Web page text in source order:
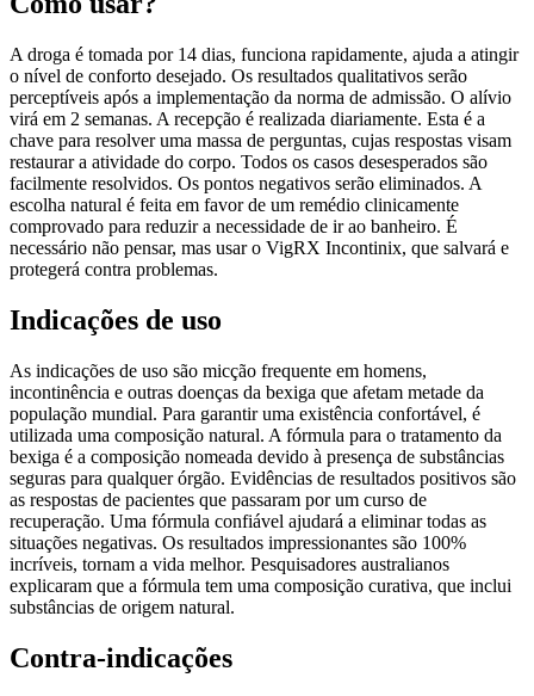
A droga é tomada por 14 dias, funciona rapidamente, ajuda a atingir
o nível de conforto desejado. Os resultados qualitativos serão
perceptíveis após a implementação da norma de admissão. O alívio
virá em 2 semanas. A recepção é realizada diariamente. Esta é a
chave para resolver uma massa de perguntas, cujas respostas visam
restaurar a atividade do corpo. Todos os casos desesperados são
facilmente resolvidos. Os pontos negativos serão eliminados. A
escolha natural é feita em favor de um remédio clinicamente
comprovado para reduzir a necessidade de ir ao banheiro. É
necessário não pensar, mas usar o VigRX Incontinix, que salvará e
protegerá contra problemas.
Indicações de uso
As indicações de uso são micção frequente em homens,
incontinência e outras doenças da bexiga que afetam metade da
população mundial. Para garantir uma existência confortável, é
utilizada uma composição natural. A fórmula para o tratamento da
bexiga é a composição nomeada devido à presença de substâncias
seguras para qualquer órgão. Evidências de resultados positivos são
as respostas de pacientes que passaram por um curso de
recuperação. Uma fórmula confiável ajudará a eliminar todas as
situações negativas. Os resultados impressionantes são 100%
incríveis, tornam a vida melhor. Pesquisadores australianos
explicaram que a fórmula tem uma composição curativa, que inclui
substâncias de origem natural.
Contra-indicações